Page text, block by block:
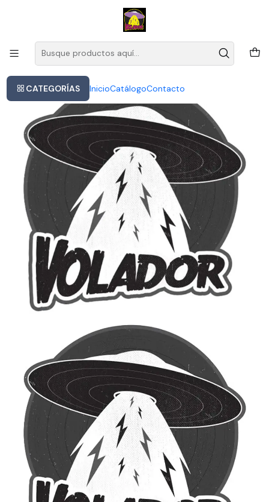
CATEGORÍAS InicioCatálogoContacto
Este es el texto del slide